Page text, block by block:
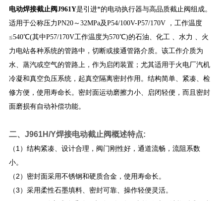
电动焊接截止阀J961Y是引进*的电动执行器与高品质截止阀组成。
适用于公称压力PN20～32MPa及P54/100V-P57/170V ，工作温度
≤540℃(其中P57/170V工作温度为570℃)的石油、化工 、水力 、火
力电站各种系统的管路中，切断或接通管路介质。该工作介质为
水、蒸汽或空气的管路上，作为启闭装置；尤其适用于火电厂汽机
冷凝和真空负压系统，起真空隔离密封作用。结构简单、紧凑、检
修方便，使用寿命长。密封面运动磨擦力小、启闭轻便，而且密封
面磨损有自动补偿功能。
二、 J961H/Y焊接电动截止阀概述特点:
（1）结构紧凑、设计合理，阀门刚性好，通道流畅，流阻系数
小。
（2）密封面采用不锈钢和硬质合金，使用寿命长。
（3）采用柔性石墨填料、密封可靠、操作轻便灵活。